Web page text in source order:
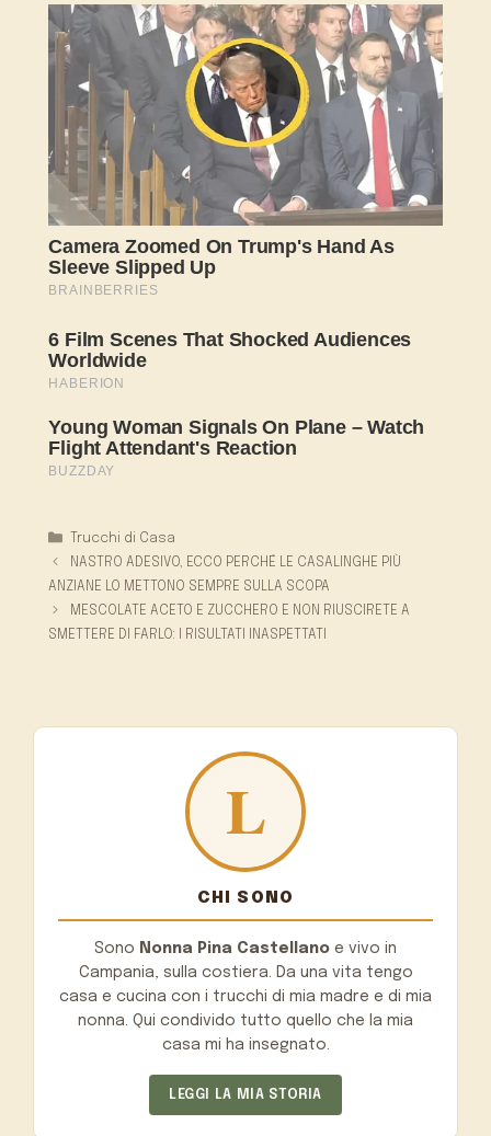
Categorie
Trucchi di Casa
NASTRO ADESIVO, ECCO PERCHÉ LE CASALINGHE PIÙ
ANZIANE LO METTONO SEMPRE SULLA SCOPA
MESCOLATE ACETO E ZUCCHERO E NON RIUSCIRETE A
SMETTERE DI FARLO: I RISULTATI INASPETTATI
CHI SONO
Sono Nonna Pina Castellano e vivo in
Campania, sulla costiera. Da una vita tengo
casa e cucina con i trucchi di mia madre e di mia
nonna. Qui condivido tutto quello che la mia
casa mi ha insegnato.
LEGGI LA MIA STORIA